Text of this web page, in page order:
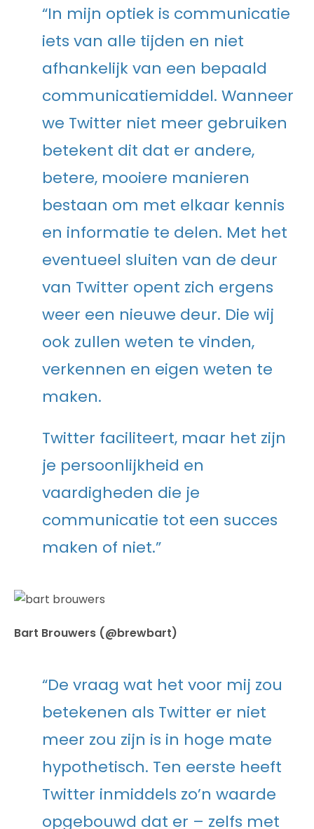
“In mijn optiek is communicatie
iets van alle tijden en niet
afhankelijk van een bepaald
communicatiemiddel. Wanneer
we Twitter niet meer gebruiken
betekent dit dat er andere,
betere, mooiere manieren
bestaan om met elkaar kennis
en informatie te delen. Met het
eventueel sluiten van de deur
van Twitter opent zich ergens
weer een nieuwe deur. Die wij
ook zullen weten te vinden,
verkennen en eigen weten te
maken.
Twitter faciliteert, maar het zijn
je persoonlijkheid en
vaardigheden die je
communicatie tot een succes
maken of niet.”
Bart Brouwers (@brewbart)
“De vraag wat het voor mij zou
betekenen als Twitter er niet
meer zou zijn is in hoge mate
hypothetisch. Ten eerste heeft
Twitter inmiddels zo’n waarde
opgebouwd dat er – zelfs met